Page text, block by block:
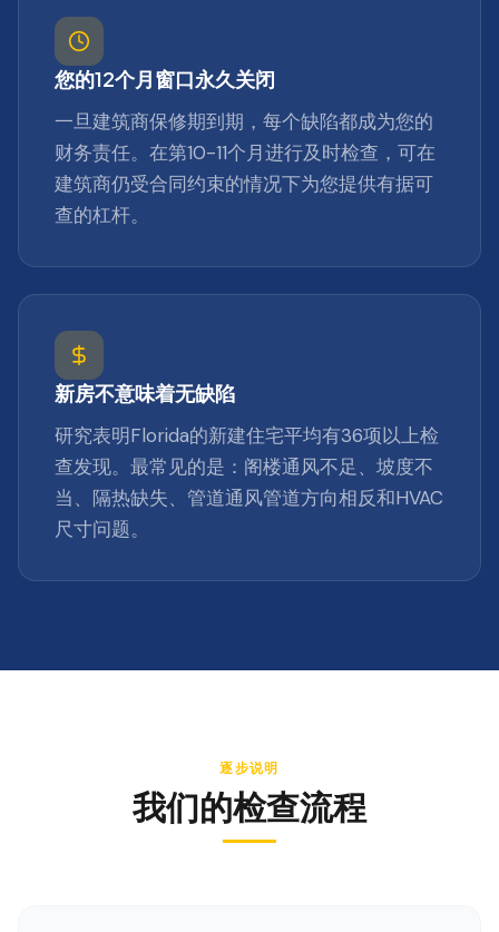
您的12个月窗口永久关闭
一旦建筑商保修期到期，每个缺陷都成为您的
财务责任。在第10-11个月进行及时检查，可在
建筑商仍受合同约束的情况下为您提供有据可
查的杠杆。
新房不意味着无缺陷
研究表明Florida的新建住宅平均有36项以上检
查发现。最常见的是：阁楼通风不足、坡度不
当、隔热缺失、管道通风管道方向相反和HVAC
尺寸问题。
逐步说明
我们的检查流程